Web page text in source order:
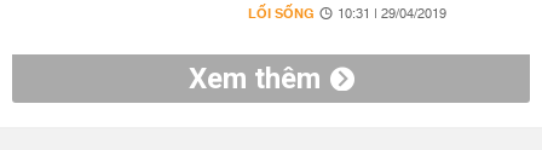
LỐI SỐNG 10:31 | 29/04/2019
Xem thêm